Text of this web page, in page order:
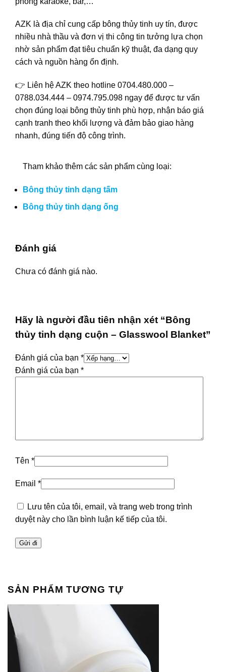
AZK là địa chỉ cung cấp bông thủy tinh uy tín, được
nhiều nhà thầu và đơn vị thi công tin tưởng lựa chọn
nhờ sản phẩm đạt tiêu chuẩn kỹ thuật, đa dạng quy
cách và nguồn hàng ổn định.
👉 Liên hệ AZK theo hotline 0704.480.000 –
0788.034.444 – 0974.795.098 ngay để được tư vấn
chọn đúng loại bông thủy tinh phù hợp, nhận báo giá
cạnh tranh theo khối lượng và đảm bảo giao hàng
nhanh, đúng tiến độ công trình.
Tham khảo thêm các sản phẩm cùng loại:
Bông thủy tinh dạng tấm
Bông thủy tinh dạng ống
Đánh giá
Chưa có đánh giá nào.
Hãy là người đầu tiên nhận xét “Bông
thủy tinh dạng cuộn – Glasswool Blanket”
Đánh giá của bạn *
Đánh giá của bạn *
Tên *
Email *
Lưu tên của tôi, email, và trang web trong trình
duyệt này cho lần bình luận kế tiếp của tôi.
SẢN PHẨM TƯƠNG TỰ